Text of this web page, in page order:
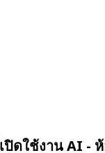
ปิดใช้งาน AI -